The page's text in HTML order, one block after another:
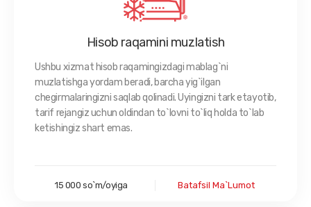
Hisob raqamini muzlatish
Ushbu xizmat hisob raqamingizdagi mablag`ni
muzlatishga yordam beradi, barcha yig`ilgan
chegirmalaringizni saqlab qolinadi. Uyingizni tark etayotib,
tarif rejangiz uchun oldindan to`lovni to`liq holda to`lab
ketishingiz shart emas.
15 000 so`m/oyiga Batafsil Ma`lumot